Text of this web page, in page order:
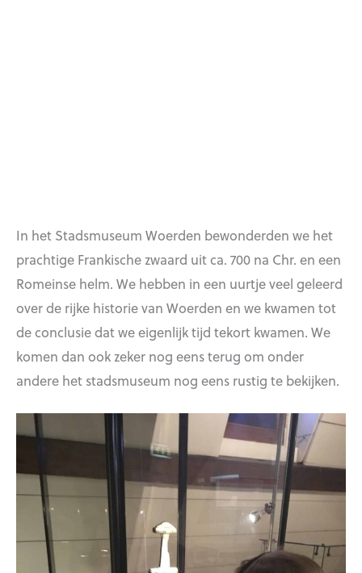
In het Stadsmuseum Woerden bewonderden we het
prachtige Frankische zwaard uit ca. 700 na Chr. en een
Romeinse helm. We hebben in een uurtje veel geleerd
over de rijke historie van Woerden en we kwamen tot
de conclusie dat we eigenlijk tijd tekort kwamen. We
komen dan ook zeker nog eens terug om onder
andere het stadsmuseum nog eens rustig te bekijken.